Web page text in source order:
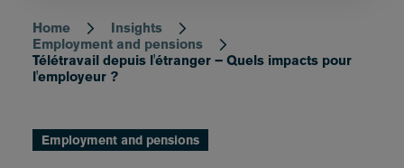
Breadcrumb
Home
Insights
Employment and pensions
Télétravail depuis l'étranger – Quels impacts pour
l'employeur ?
Employment and pensions